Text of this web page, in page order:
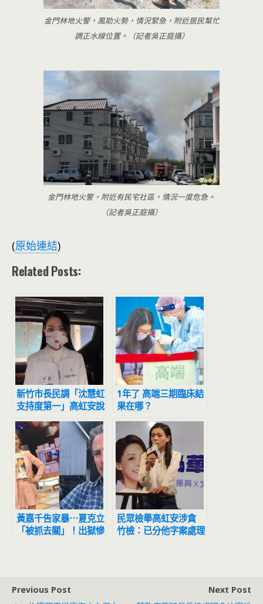
金門林地火警，風助火勢，情況緊急，附近居民幫忙
調正水線位置。（記者吳正庭攝）
金門林地火警，附近有民宅社區，情況一度危急。
（記者吳正庭攝）
(原始連結)
Related Posts:
新竹市長民調「沈慧虹
支持度第一」高虹安說
話了
1年了 高端三期臨床結
果在哪？
黃嘉千告家暴⋯夏克立
「被抓去關」！出獄慘
民眾檢舉高虹安涉貪
竹檢：已分他字案處理
Previous Post
Next Post